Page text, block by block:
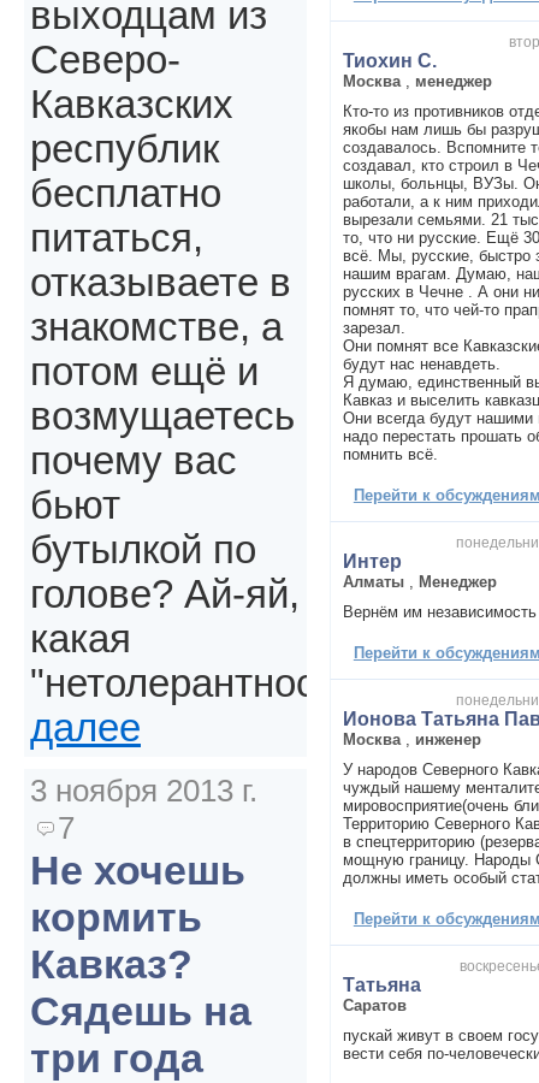
Тиохин С.
Москва
менеджер
Кто-то из противников
якобы нам лишь бы
создавалось. Вспомните
создавал, кто строил в
школы, больнцы, ВУЗы.
работали, а к ним
вырезали семьями. 21
то, что ни русские. Ещё
всё. Мы, русские,
нашим врагам. Думаю,
русских в Чечне . А они
помнят то, что чей-то
зарезал.
Они помнят все
будут нас ненавдеть.
Я думаю, единственный
Кавказ и выселить
Они всегда будут
надо перестать прошать
помнить всё.
Перейти к
Интер
Алматы
Менеджер
Вернём им независимость
Перейти к
Ионова Татьяна
Москва
инженер
У народов Северного
чуждый нашему
мировосприятие(очень
Территорию Северного
в спецтерриторию
мощную границу. Народы
должны иметь особый
Перейти к
Татьяна
Саратов
пускай живут в своем
вести себя по-
выходцам из
Северо-
Кавказских
республик
бесплатно
питаться,
отказываете в
знакомстве, а
потом ещё и
возмущаетесь
почему вас
бьют
бутылкой по
голове? Ай-яй,
какая
"нетолерантность".
далее
3 ноября 2013 г.
7
Не хочешь
кормить
Кавказ?
Сядешь на
три года